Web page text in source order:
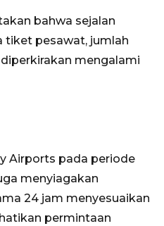
bahwa sejalan
tiket pesawat, jumlah
mengalami
Airports pada periode
menyiagakan
24 jam menyesuaikan
permintaan